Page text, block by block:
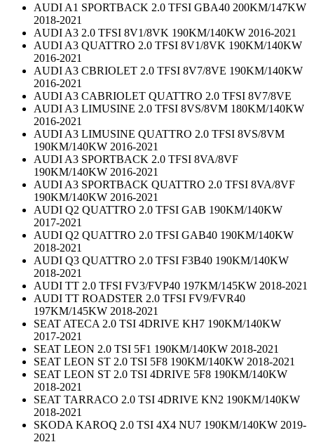
AUDI A1 SPORTBACK 2.0 TFSI GBA40 200KM/147KW
2018-2021
AUDI A3 2.0 TFSI 8V1/8VK 190KM/140KW 2016-2021
AUDI A3 QUATTRO 2.0 TFSI 8V1/8VK 190KM/140KW
2016-2021
AUDI A3 CBRIOLET 2.0 TFSI 8V7/8VE 190KM/140KW
2016-2021
AUDI A3 CABRIOLET QUATTRO 2.0 TFSI 8V7/8VE
AUDI A3 LIMUSINE 2.0 TFSI 8VS/8VM 180KM/140KW
2016-2021
AUDI A3 LIMUSINE QUATTRO 2.0 TFSI 8VS/8VM
190KM/140KW 2016-2021
AUDI A3 SPORTBACK 2.0 TFSI 8VA/8VF
190KM/140KW 2016-2021
AUDI A3 SPORTBACK QUATTRO 2.0 TFSI 8VA/8VF
190KM/140KW 2016-2021
AUDI Q2 QUATTRO 2.0 TFSI GAB 190KM/140KW
2017-2021
AUDI Q2 QUATTRO 2.0 TFSI GAB40 190KM/140KW
2018-2021
AUDI Q3 QUATTRO 2.0 TFSI F3B40 190KM/140KW
2018-2021
AUDI TT 2.0 TFSI FV3/FVP40 197KM/145KW 2018-2021
AUDI TT ROADSTER 2.0 TFSI FV9/FVR40
197KM/145KW 2018-2021
SEAT ATECA 2.0 TSI 4DRIVE KH7 190KM/140KW
2017-2021
SEAT LEON 2.0 TSI 5F1 190KM/140KW 2018-2021
SEAT LEON ST 2.0 TSI 5F8 190KM/140KW 2018-2021
SEAT LEON ST 2.0 TSI 4DRIVE 5F8 190KM/140KW
2018-2021
SEAT TARRACO 2.0 TSI 4DRIVE KN2 190KM/140KW
2018-2021
SKODA KAROQ 2.0 TSI 4X4 NU7 190KM/140KW 2019-
2021